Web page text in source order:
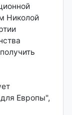
Николой
Европы",